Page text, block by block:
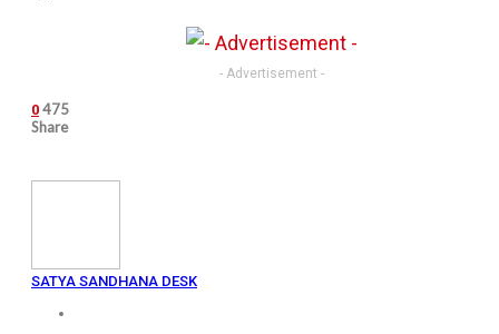
- Advertisement -
0 475
Share
SATYA SANDHANA DESK